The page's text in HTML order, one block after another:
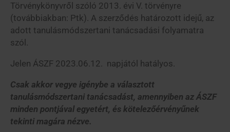
Törvénykönyvről szóló 2013. évi V. törvényre
(továbbiakban: Ptk). A szerződés határozott idejű, az
adott tanulásmódszertani tanácsadási folyamatra
szól.
Jelen ÁSZF 2023.06.12. napjától hatályos.
Csak akkor vegye igénybe a választott
tanulásmódszertani tanácsadást, amennyiben az ÁSZF
minden pontjával egyetért, és kötelezőérvényűnek
tekinti magára nézve.